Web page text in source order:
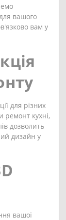
вашого
вам у
для різних
ремонт кухні,
дозволить
дизайн у
вашої